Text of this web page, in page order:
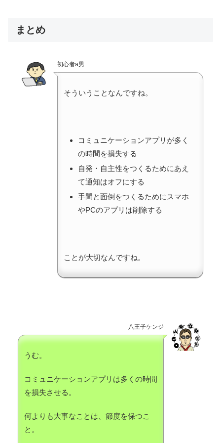
まとめ
初心者a男
そういうことなんですね。
コミュニケーションアプリが多く
の時間を損失する
自発・自主性をつくるためにあえ
て通知はオフにする
手間と面倒をつくるためにスマホ
やPCのアプリは削除する
ことが大切なんですね。
八王子ケンジ
うむ。
コミュニケーションアプリは多くの時間
を損失させる。
何よりも大事なことは、節度を保つこ
と。